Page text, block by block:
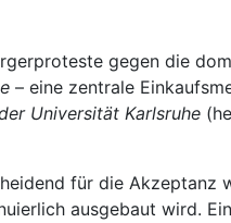
gegen die
– eine zentrale
Universität Karlsruhe
für die Akzeptanz
ausgebaut wird.